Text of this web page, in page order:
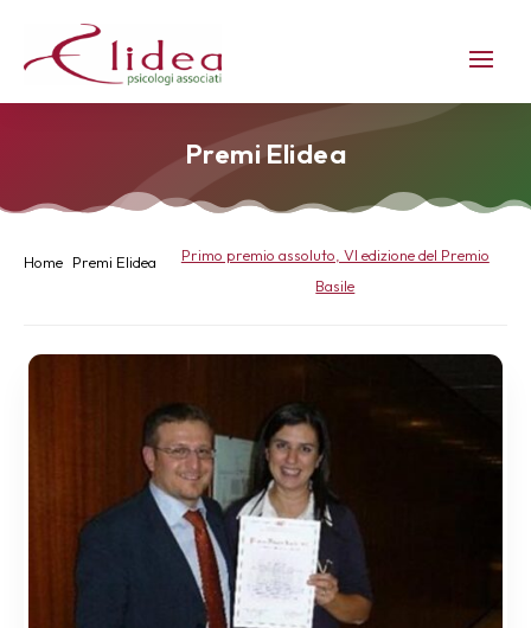
Premi Elidea
Home Premi Elidea
Primo premio assoluto, VI edizione del Premio
Basile